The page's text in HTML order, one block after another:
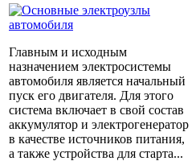
Главным и исходным
назначением электросистемы
автомобиля является начальный
пуск его двигателя. Для этого
система включает в свой состав
аккумулятор и электрогенератор
в качестве источников питания,
а также устройства для старта...